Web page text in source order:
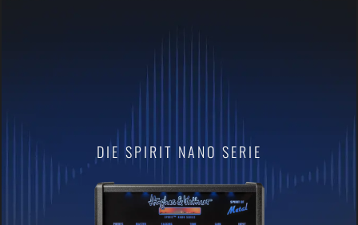
DIE SPIRIT NANO SERIE